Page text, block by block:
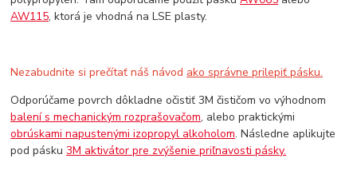
AW115, ktorá je vhodná na LSE plasty.
Nezabudnite si prečítať náš návod ako správne prilepiť pásku.
Odporúčame povrch dôkladne očistiť 3M čističom vo výhodnom
balení s mechanickým rozprašovačom, alebo praktickými
obrúskami napustenými izopropyl alkoholom. Následne aplikujte
pod pásku3M aktivátor pre zvýšenie priľnavosti pásky.